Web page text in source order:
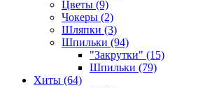
Цветы (9)
Чокеры (2)
Шляпки (3)
Шпильки (94)
"Закрутки" (15)
Шпильки (79)
Хиты (64)